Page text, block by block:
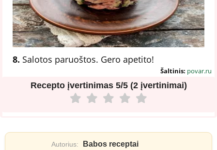
8. Salotos paruoštos. Gero apetito!
Šaltinis: povar.ru
Recepto įvertinimas 5/5 (2 įvertinimai)
Autorius: Babos receptai